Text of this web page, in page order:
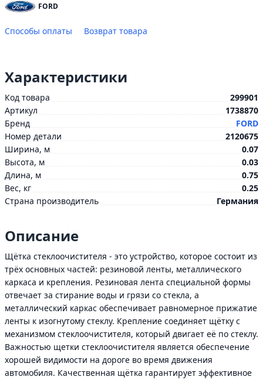
FORD
Способы оплаты Возврат товара
Характеристики
Код товара
299901
Артикул
1738870
Бренд
FORD
Номер детали
2120675
Ширина, м
0.07
Высота, м
0.03
Длина, м
0.75
Вес, кг
0.25
Страна производитель
Германия
Описание
Щётка стеклоочистителя - это устройство, которое состоит из
трёх основных частей: резиновой ленты, металлического
каркаса и крепления. Резиновая лента специальной формы
отвечает за стирание воды и грязи со стекла, а
металлический каркас обеспечивает равномерное прижатие
ленты к изогнутому стеклу. Крепление соединяет щётку с
механизмом стеклоочистителя, который двигает её по стеклу.
Важностью щетки стеклоочистителя является обеспечение
хорошей видимости на дороге во время движения
автомобиля. Качественная щётка гарантирует эффективное